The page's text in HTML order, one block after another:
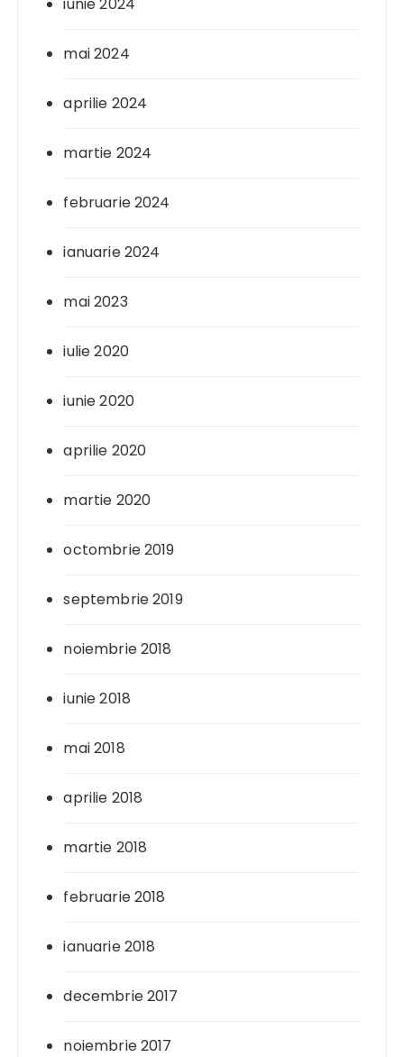
mai 2024
aprilie 2024
martie 2024
februarie 2024
ianuarie 2024
mai 2023
iulie 2020
iunie 2020
aprilie 2020
martie 2020
octombrie 2019
septembrie 2019
noiembrie 2018
iunie 2018
mai 2018
aprilie 2018
martie 2018
februarie 2018
ianuarie 2018
decembrie 2017
noiembrie 2017